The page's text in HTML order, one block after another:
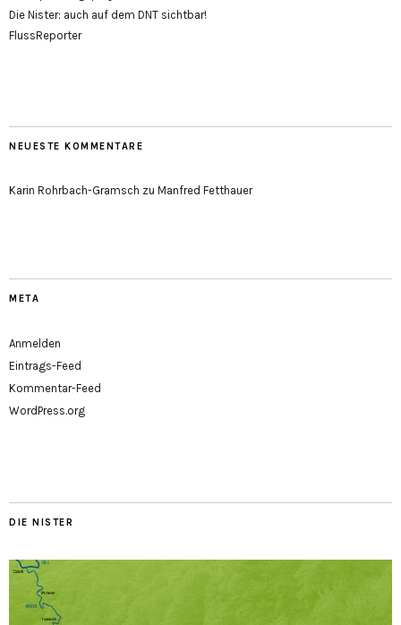
Die Nister: auch auf dem DNT sichtbar!
FlussReporter
NEUESTE KOMMENTARE
Karin Rohrbach-Gramsch zu Manfred Fetthauer
META
Anmelden
Eintrags-Feed
Kommentar-Feed
WordPress.org
DIE NISTER